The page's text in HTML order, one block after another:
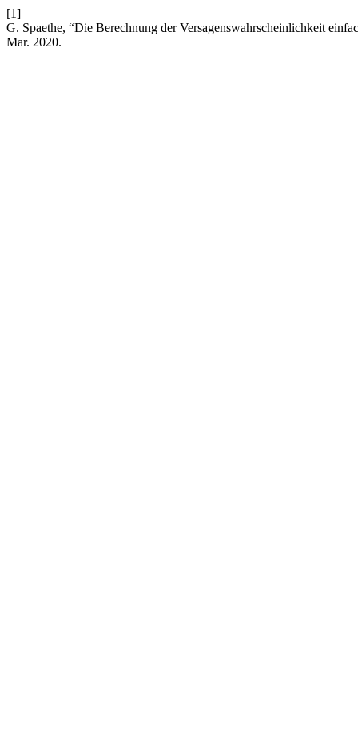
[1]
G. Spaethe, “Die Berechnung der Versagenswahrscheinlichkeit
Mar. 2020.